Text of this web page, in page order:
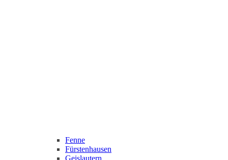
Fenne
Fürstenhausen